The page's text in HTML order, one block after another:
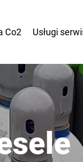
Co2 Usługi